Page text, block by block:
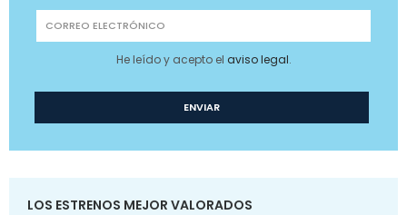
He leído y acepto el aviso legal.
LOS ESTRENOS MEJOR VALORADOS